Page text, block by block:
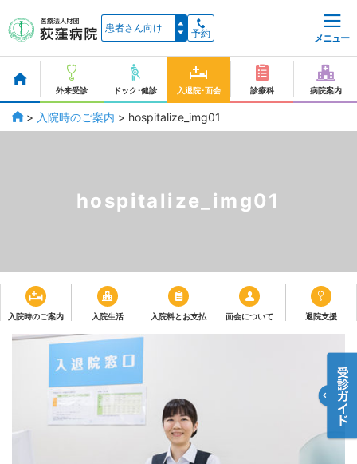
予約 メニュー
外来受診 ドック･健診 入退院･面会 診療科 病院案内
> 入院時のご案内 > hospitalize_img01
hospitalize_img01
入院時のご案内 入院生活 入院料とお支払 面会について 退院支援